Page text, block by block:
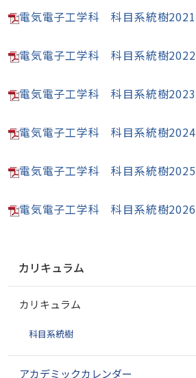
電気電子工学科 科目系統樹2021
電気電子工学科 科目系統樹2022
電気電子工学科 科目系統樹2023
電気電子工学科 科目系統樹2024
電気電子工学科 科目系統樹2025
電気電子工学科 科目系統樹2026
ゲ
ン
カリキュラム
カリキュラム
科目系統樹
アカデミックカレンダー